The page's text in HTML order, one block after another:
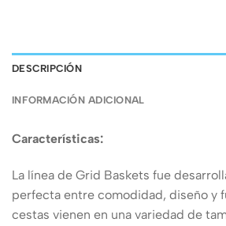
DESCRIPCIÓN
INFORMACIÓN ADICIONAL
Características:
La línea de Grid Baskets fue
perfecta entre comodidad, diseño y
cestas vienen en una variedad de